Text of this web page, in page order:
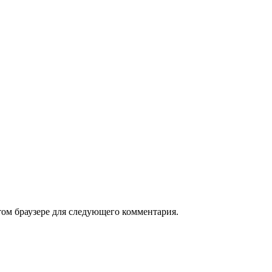
браузере для следующего комментария.